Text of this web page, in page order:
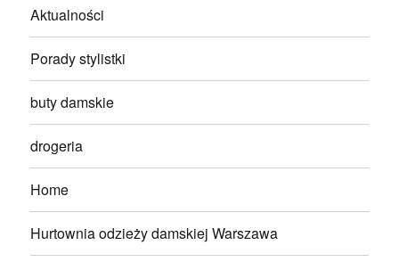
Aktualności
Porady stylistki
buty damskie
drogeria
Home
Hurtownia odzieży damskiej Warszawa